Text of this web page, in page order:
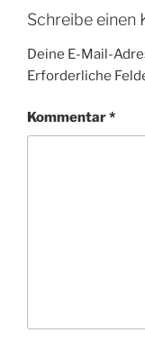
Schreibe einen
Deine E-Mail-
Erforderliche
Kommentar*